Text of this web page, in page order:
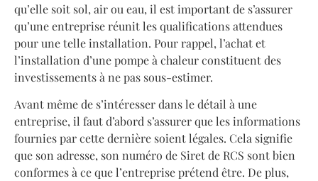
qu’elle soit sol, air ou eau, il est important de s’assurer
qu’une entreprise réunit les qualifications attendues
pour une telle installation. Pour rappel, l’achat et
l’installation d’une pompe à chaleur constituent des
investissements à ne pas sous-estimer.
Avant même de s’intéresser dans le détail à une
entreprise, il faut d’abord s’assurer que les informations
fournies par cette dernière soient légales. Cela signifie
que son adresse, son numéro de Siret de RCS sont bien
conformes à ce que l’entreprise prétend être. De plus,